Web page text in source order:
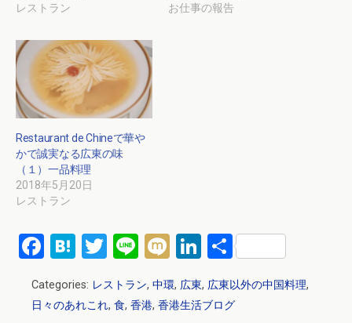
レストラン
お仕事の報告
Restaurant de Chineで華や
かで誠実なる広東の味
（１）一品料理
2018年5月20日
レストラン
F
ce
H
e
T
tt
Li
e
M
ixi
Li
n
ke
共
有
Categories: レストラン, 中環, 広東, 広東以外の中国料理,
日々のあれこれ, 食, 香港, 香港生活ブログ